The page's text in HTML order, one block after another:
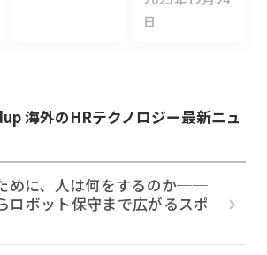
日
海外のHRテクノロジー最新ニュ
めに、人は何をするのか──
ロボット保守まで広がるスポ